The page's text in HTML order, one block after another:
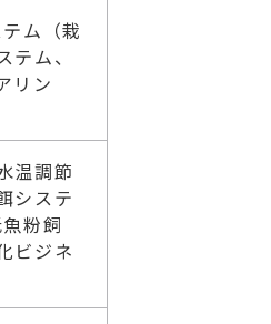
ム（栽
ム、
リン
温調節
システ
粉飼
ビジネ